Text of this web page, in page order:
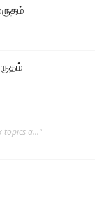
topics a..."